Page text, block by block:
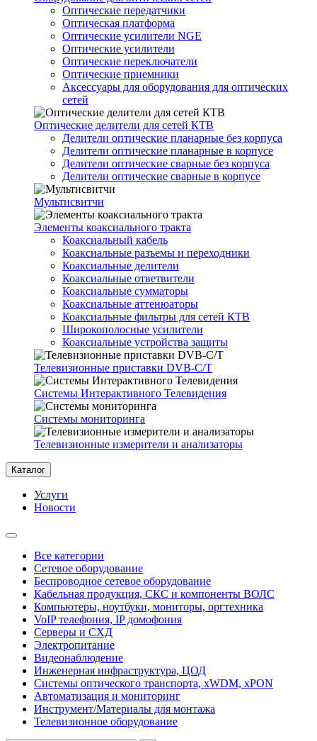
Оптические передатчики
Оптическая платформа
Оптические усилители NGE
Оптические усилители
Оптические переключатели
Оптические приемники
Аксессуары для оборудования для оптических
сетей
Оптические делители для сетей КТВ
Делители оптические планарные без корпуса
Делители оптические планарные в корпусе
Делители оптические сварные без корпуса
Делители оптические сварные в корпусе
Мультисвитчи
Элементы коаксиального тракта
Коаксиальный кабель
Коаксиальные разъемы и переходники
Коаксиальные делители
Коаксиальные ответвители
Коаксиальные сумматоры
Коаксиальные аттенюаторы
Коаксиальные фильтры для сетей КТВ
Широкополосные усилители
Коаксиальные устройства защиты
Телевизионные приставки DVB-C/T
Системы Интерактивного Телевидения
Системы мониторинга
Телевизионные измерители и анализаторы
Каталог
Услуги
Новости
Все категории
Сетевое оборудование
Беспроводное сетевое оборудование
Кабельная продукция, СКС и компоненты ВОЛС
Компьютеры, ноутбуки, мониторы, оргтехника
VoIP телефония, IP домофония
Серверы и СХД
Электропитание
Видеонаблюдение
Инженерная инфраструктура, ЦОД
Системы оптического транспорта, xWDM, xPON
Автоматизация и мониторинг
Инструмент/Материалы для монтажа
Телевизионное оборудование